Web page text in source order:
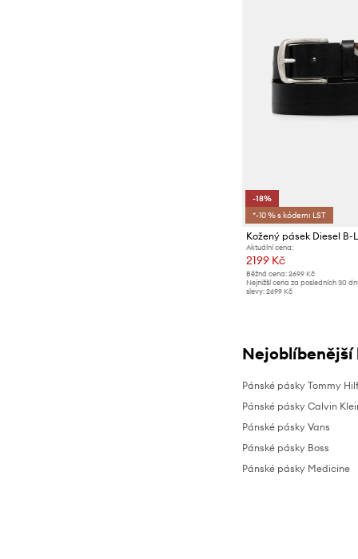
-18%
*-10 % s kódem: LST
Kožený pásek Diesel B-
Aktuální cena:
2199 Kč
Běžná cena: 2699 Kč
Nejnižší cena za posledních 30
slevy: 2699 Kč
Nejoblíbenější
Pánské pásky Tommy
Pánské pásky Calvin
Pánské pásky Vans
Pánské pásky Boss
Pánské pásky Medicine